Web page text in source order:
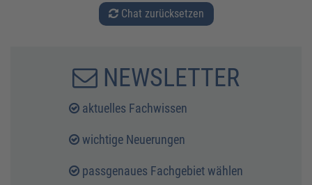
Chat zurücksetzen
NEWSLETTER
aktuelles Fachwissen
wichtige Neuerungen
passgenaues Fachgebiet wählen